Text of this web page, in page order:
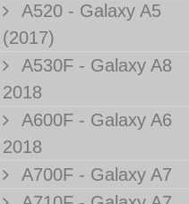
A520 - Galaxy A5
(2017)
A530F - Galaxy A8
2018
A600F - Galaxy A6
2018
A700F - Galaxy A7